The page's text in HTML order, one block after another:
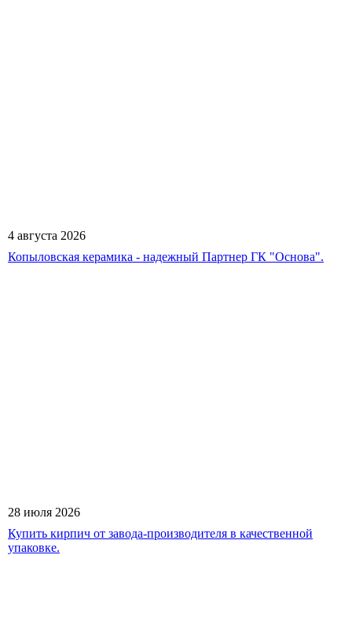
4 августа 2026
Копыловская керамика - надежный Партнер ГК "Основа".
28 июля 2026
Купить кирпич от завода-производителя в качественной
упаковке.